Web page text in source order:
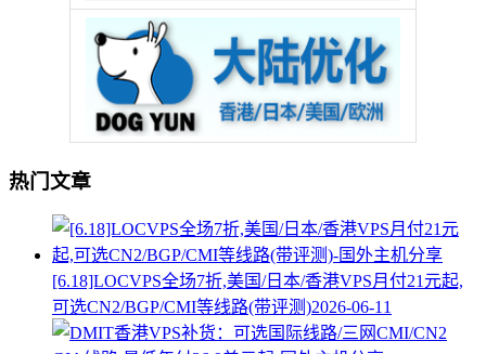
热门文章
[6.18]LOCVPS全场7折,美国/日本/香港VPS月付21元起,
可选CN2/BGP/CMI等线路(带评测)2026-06-11